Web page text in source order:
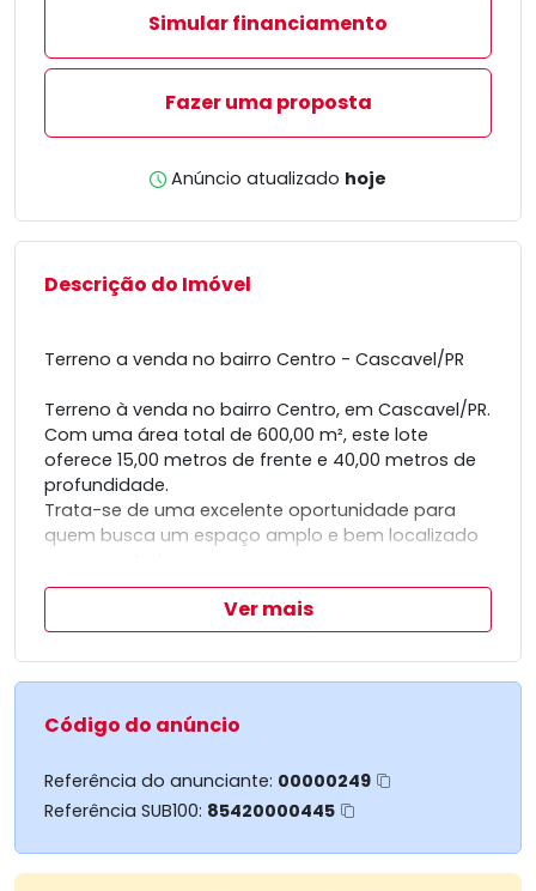
Simular financiamento
Fazer uma proposta
Anúncio atualizado hoje
Descrição do Imóvel
Terreno a venda no bairro Centro - Cascavel/PR
Terreno à venda no bairro Centro, em Cascavel/PR.
Com uma área total de 600,00 m², este lote
oferece 15,00 metros de frente e 40,00 metros de
profundidade.
Trata-se de uma excelente oportunidade para
quem busca um espaço amplo e bem localizado
Ideal para projetos diversos, este terreno
proporciona flexibilidade e potencial.
Aproveite esta chance de investimento no
coração de Cascavel.
Entre em contato para mais informações e
agende uma visita.
Ver mais
Código do anúncio
Referência do anunciante: 00000249
Referência SUB100: 85420000445